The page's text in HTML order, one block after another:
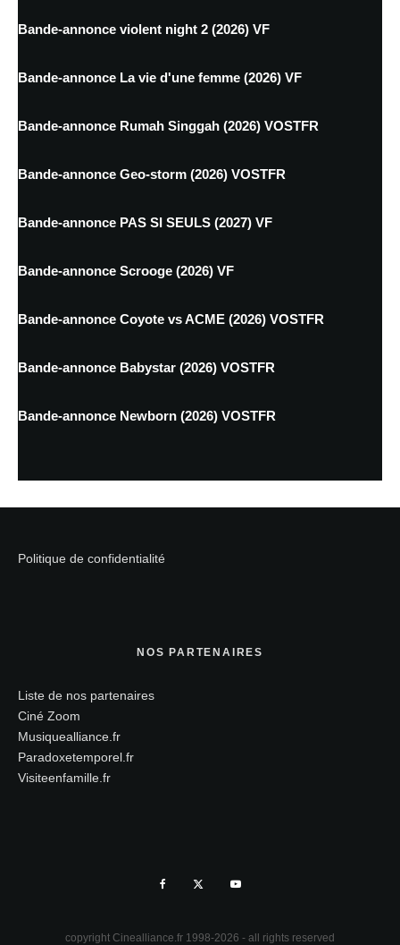
Bande-annonce violent night 2 (2026) VF
Bande-annonce La vie d'une femme (2026) VF
Bande-annonce Rumah Singgah (2026) VOSTFR
Bande-annonce Geo-storm (2026) VOSTFR
Bande-annonce PAS SI SEULS (2027) VF
Bande-annonce Scrooge (2026) VF
Bande-annonce Coyote vs ACME (2026) VOSTFR
Bande-annonce Babystar (2026) VOSTFR
Bande-annonce Newborn (2026) VOSTFR
Politique de confidentialité
NOS PARTENAIRES
Liste de nos partenaires
Ciné Zoom
Musiquealliance.fr
Paradoxetemporel.fr
Visiteenfamille.fr
copyright Cinealliance.fr 1998-2026 - all rights reserved